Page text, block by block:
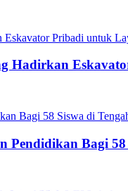
Hadirkan
Bagi 58